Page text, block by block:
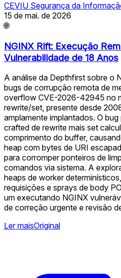
CEVIU Segurança da
15 de mai. de 2026
🌐
NGINX Rift: Execução
Vulnerabilidade de 18 Anos
A análise da Depthfirst sobre o
bugs de corrupção remota de
overflow CVE-2026-42945 no
rewrite/set, presente desde
amplamente implantados. O
crafted de rewrite mais set
comprimento do buffer,
heap com bytes de URI
para corromper ponteiros de
comandos via sistema. A
heaps de worker
requisições e sprays de body
um executando NGINX
de correção urgente e revisão
Ler maisOriginal